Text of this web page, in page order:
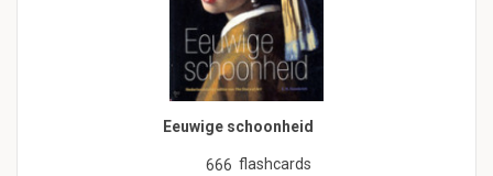
Eeuwige schoonheid
666 flashcards